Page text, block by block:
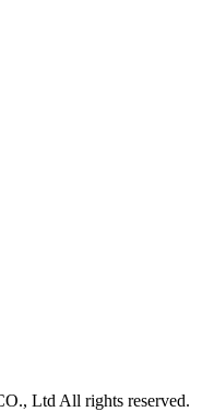
Ltd All rights reserved.